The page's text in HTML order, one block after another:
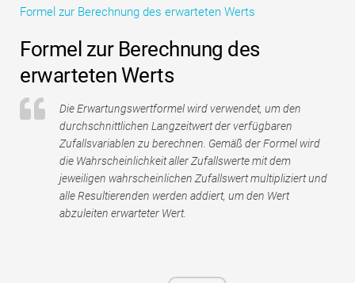
Tutorials zur Finanzmodellierung
Vollständige Form
Risikomanagement-Tutorials
Formel zur Berechnung des erwarteten Werts
Formel zur Berechnung des
erwarteten Werts
Die Erwartungswertformel wird verwendet, um den
durchschnittlichen Langzeitwert der verfügbaren
Zufallsvariablen zu berechnen. Gemäß der Formel wird
die Wahrscheinlichkeit aller Zufallswerte mit dem
jeweiligen wahrscheinlichen Zufallswert multipliziert und
alle Resultierenden werden addiert, um den Wert
abzuleiten erwarteter Wert.